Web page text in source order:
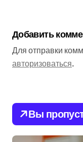
Добавить
Для отправки
авторизоваться.
Вы